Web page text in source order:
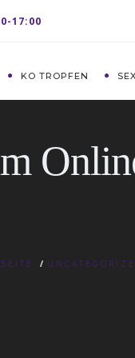
17:00
KO TROPFEN
/